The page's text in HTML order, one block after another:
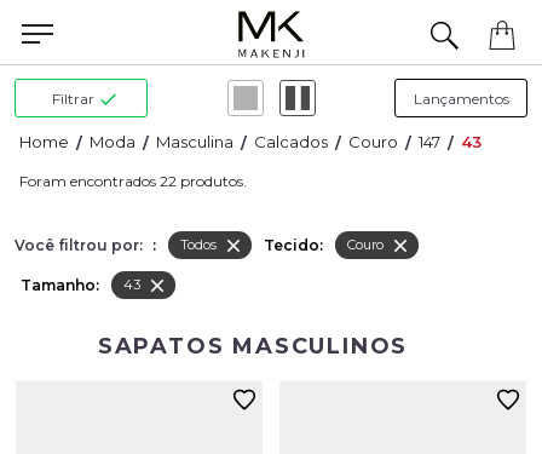
Filtrar
Moda Masculina Calcados Couro 147 43
22
Você filtrou por: : Todos Tecido: Couro
Tamanho: 43
SAPATOS MASCULINOS